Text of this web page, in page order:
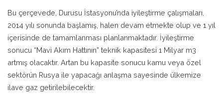
Bu çerçevede, Durusu İstasyonu’nda iyileştirme çalışmaları,
2014 yılı sonunda başlamış, halen devam etmekte olup ve 1 yıl
içerisinde de tamamlanması planlanmaktadır. İyileştirme
sonucu “Mavi Akım Hattının” teknik kapasitesi 1 Milyar m3
artmış olacaktır. Artan bu kapasite sonucu kamu veya özel
sektörün Rusya ile yapacağı anlaşma sayesinde ülkemize
ilave gaz getirilebilecektir.